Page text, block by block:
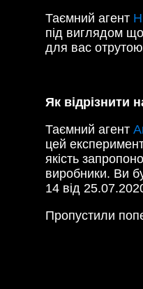
Таємний агент
під виглядом
для вас
Як відрізнити
Таємний агент
цей
якість
виробники. Ви
14 від
Пропустили